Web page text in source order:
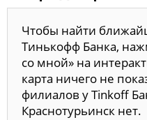
Чтобы найти
Тинькофф Банка,
со мной» на
карта ничего не
филиалов у Tinkoff
Краснотурьинск нет.